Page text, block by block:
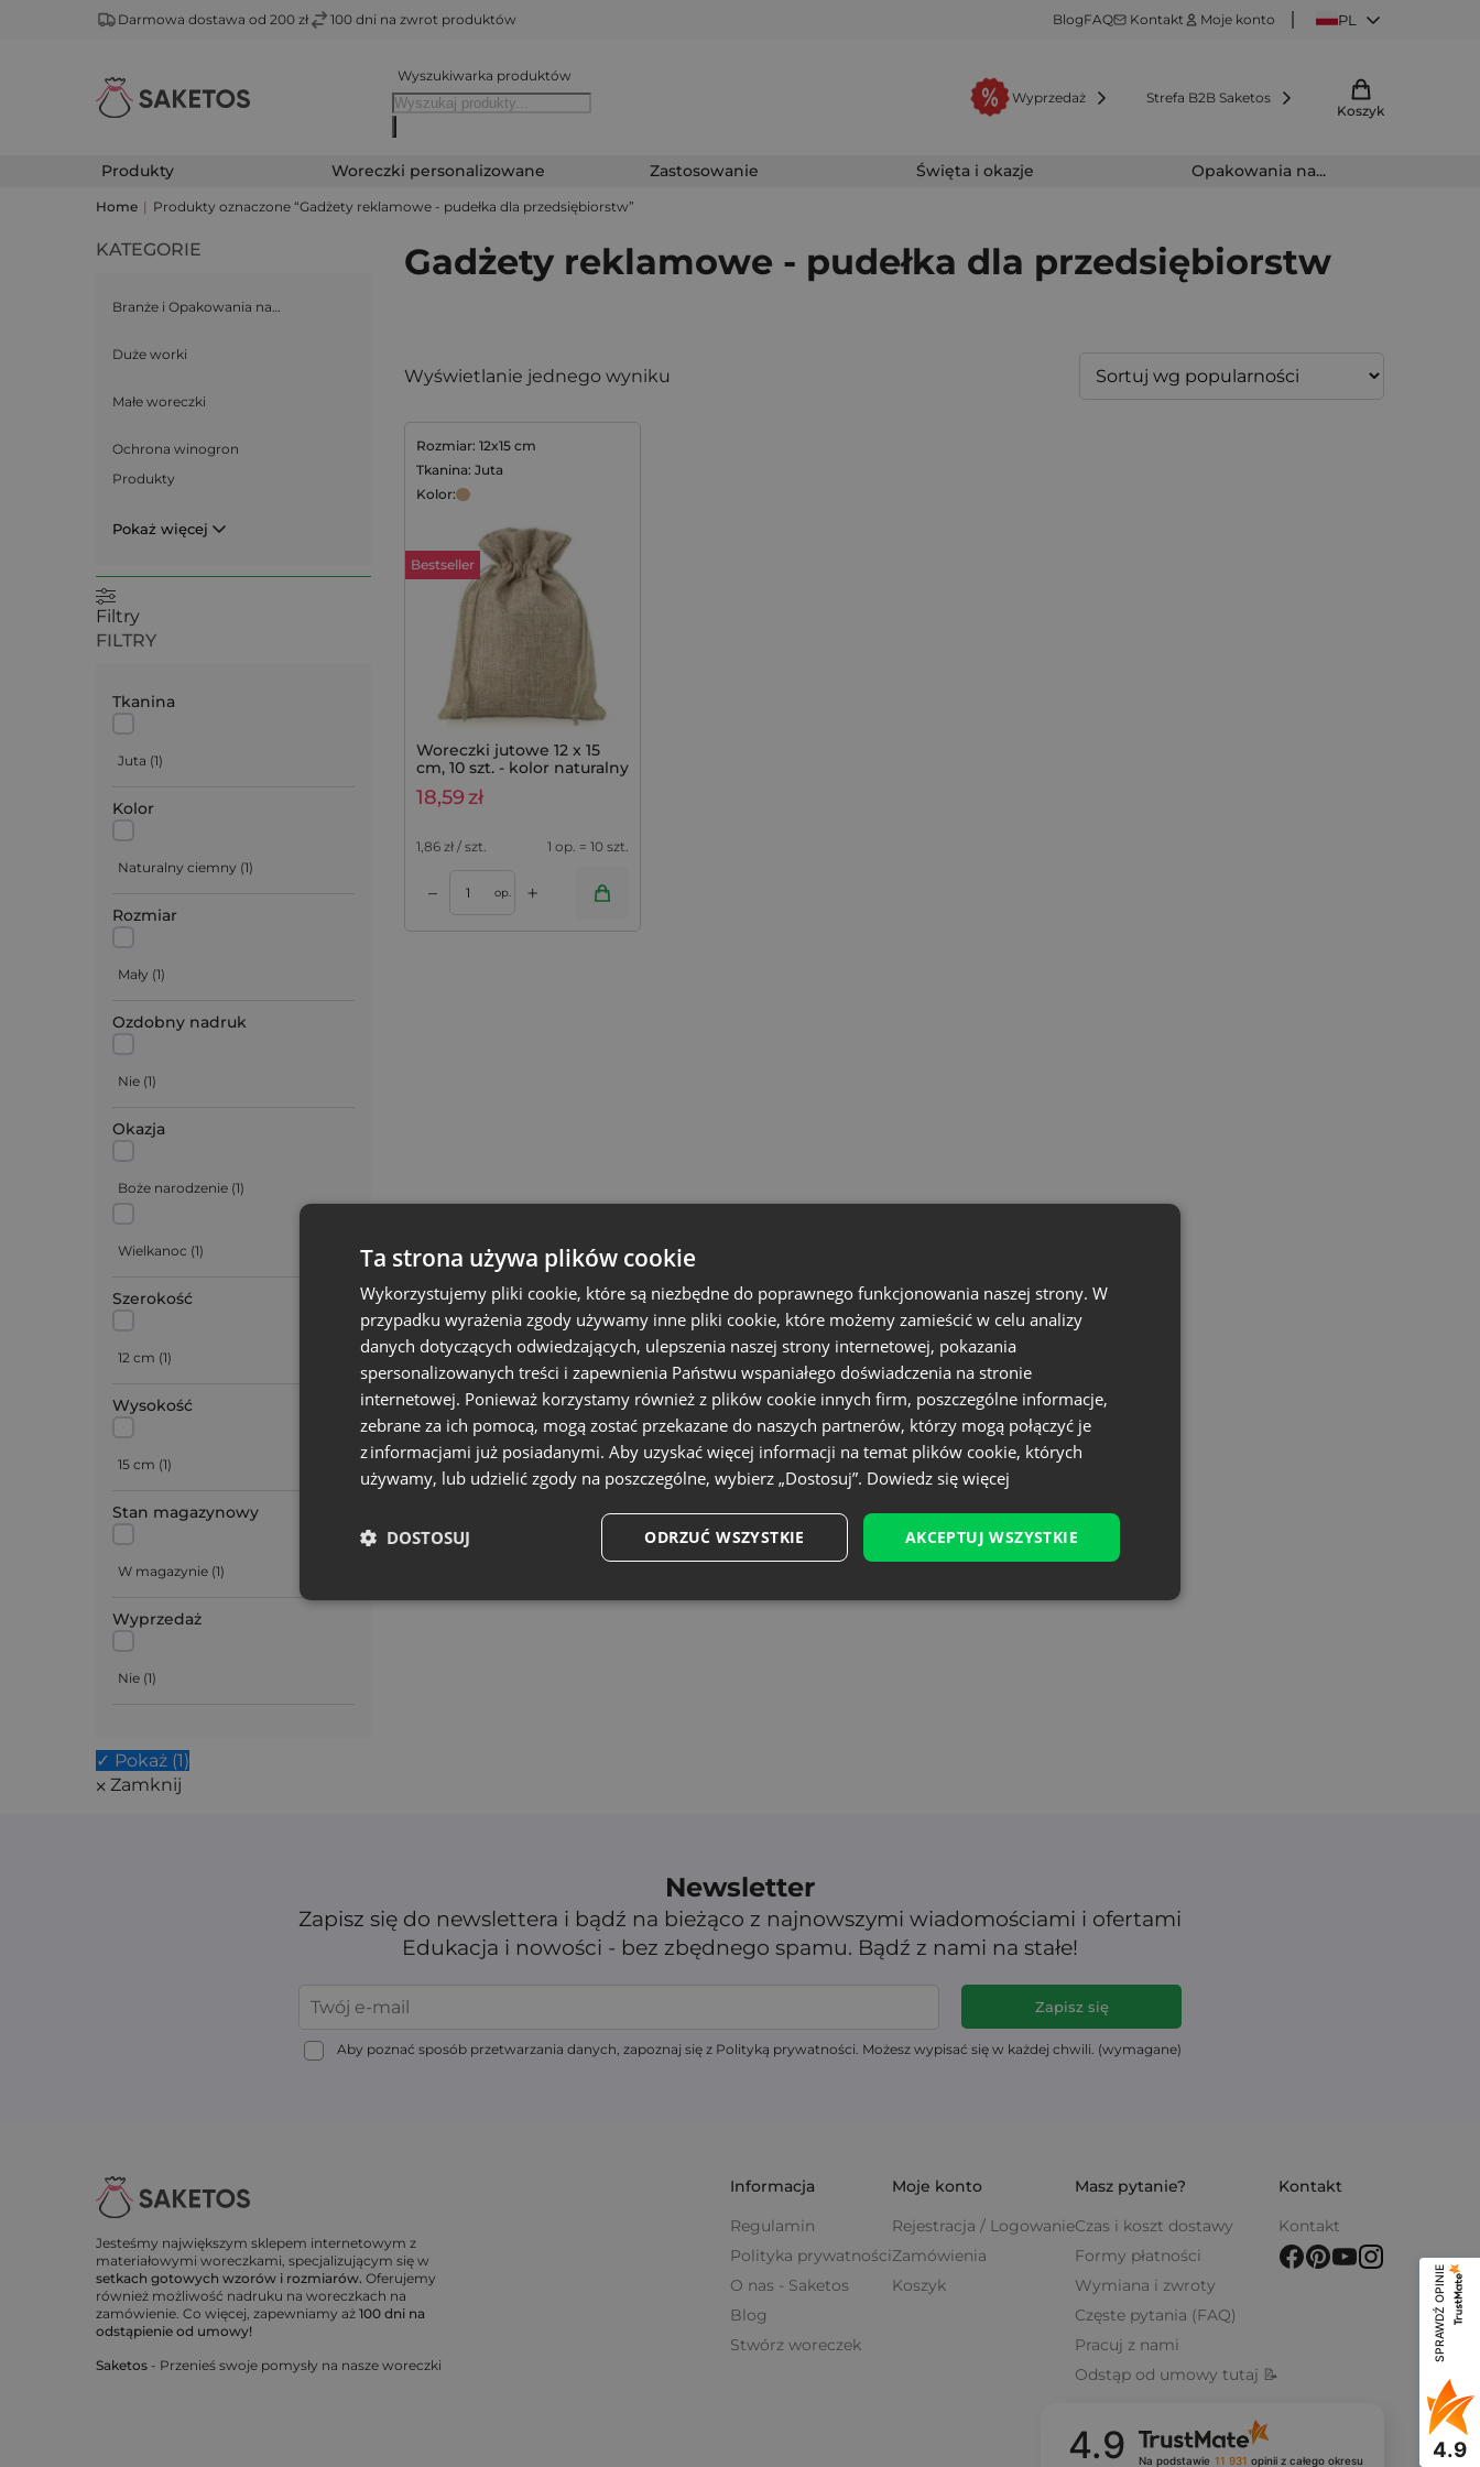
Darmowa dostawa od 200 zł 100 dni na zwrot produktów BlogFAQ Kontakt Moje konto PL
Wyszukiwarka produktów
Wyprzedaż
Strefa B2B Saketos
Koszyk
Produkty Woreczki personalizowane Zastosowanie Święta i okazje Opakowania na...
Home | Produkty oznaczone “Gadżety reklamowe - pudełka dla przedsiębiorstw”
Gadżety reklamowe - pudełka dla przedsiębiorstw
Wyświetlanie jednego wyniku
Rozmiar: 12x15 cm
Tkanina: Juta
Kolor:
Bestseller
Woreczki jutowe 12 x 15
cm, 10 szt. - kolor naturalny
18,59zł
1,86 zł / szt. 1 op. = 10 szt.
– op. +
KATEGORIE
Branże i Opakowania na…
Duże worki
Małe woreczki
Ochrona winogron
Produkty
Pokaż więcej
Filtry
FILTRY
Tkanina
Juta (1)
Kolor
Naturalny ciemny (1)
Rozmiar
Mały (1)
Ozdobny nadruk
Nie (1)
Okazja
Boże narodzenie (1)
Wielkanoc (1)
Szerokość
12 cm (1)
Wysokość
15 cm (1)
Stan magazynowy
W magazynie (1)
Wyprzedaż
Nie (1)
✓ Pokaż (1)
⨉ Zamknij
Newsletter
Zapisz się do newslettera i bądź na bieżąco z najnowszymi wiadomościami i ofertami
Edukacja i nowości - bez zbędnego spamu. Bądź z nami na stałe!
Aby poznać sposób przetwarzania danych, zapoznaj się z Polityką prywatności. Możesz wypisać się w każdej chwili. (wymagane)
Jesteśmy największym sklepem internetowym z
materiałowymi woreczkami, specjalizującym się w
setkach gotowych wzorów i rozmiarów. Oferujemy
również możliwość nadruku na woreczkach na
zamówienie. Co więcej, zapewniamy aż 100 dni na
odstąpienie od umowy!
Saketos - Przenieś swoje pomysły na nasze woreczki
Informacja
Regulamin
Polityka prywatności
O nas - Saketos
Blog
Stwórz woreczek
Moje konto
Rejestracja / Logowanie
Zamówienia
Koszyk
Masz pytanie?
Czas i koszt dostawy
Formy płatności
Wymiana i zwroty
Częste pytania (FAQ)
Pracuj z nami
Odstąp od umowy tutaj 📝
Kontakt
Kontakt
4.9 Na podstawie 11 931 opinii z całego okresu
SPRAWDŹ OPINIE
4.9
Ta strona używa plików cookie
Wykorzystujemy pliki cookie, które są niezbędne do poprawnego funkcjonowania naszej strony. W
przypadku wyrażenia zgody używamy inne pliki cookie, które możemy zamieścić w celu analizy
danych dotyczących odwiedzających, ulepszenia naszej strony internetowej, pokazania
spersonalizowanych treści i zapewnienia Państwu wspaniałego doświadczenia na stronie
internetowej. Ponieważ korzystamy również z plików cookie innych firm, poszczególne informacje,
zebrane za ich pomocą, mogą zostać przekazane do naszych partnerów, którzy mogą połączyć je
z informacjami już posiadanymi. Aby uzyskać więcej informacji na temat plików cookie, których
używamy, lub udzielić zgody na poszczególne, wybierz „Dostosuj”. Dowiedz się więcej
AKCEPTUJ WSZYSTKIE
ODRZUĆ WSZYSTKIE
DOSTOSUJ